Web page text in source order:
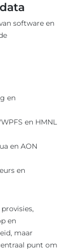
software en
en
en HMNL
en AON
en
en
maar
punt om